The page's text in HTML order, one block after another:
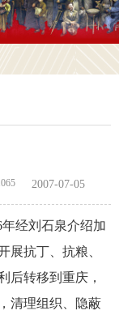
2007-07-05
经刘石泉介绍加
展抗丁、抗粮、
后转移到重庆，
清理组织、隐蔽